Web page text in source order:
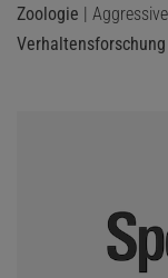
Zoologie |
Verhaltensforschung